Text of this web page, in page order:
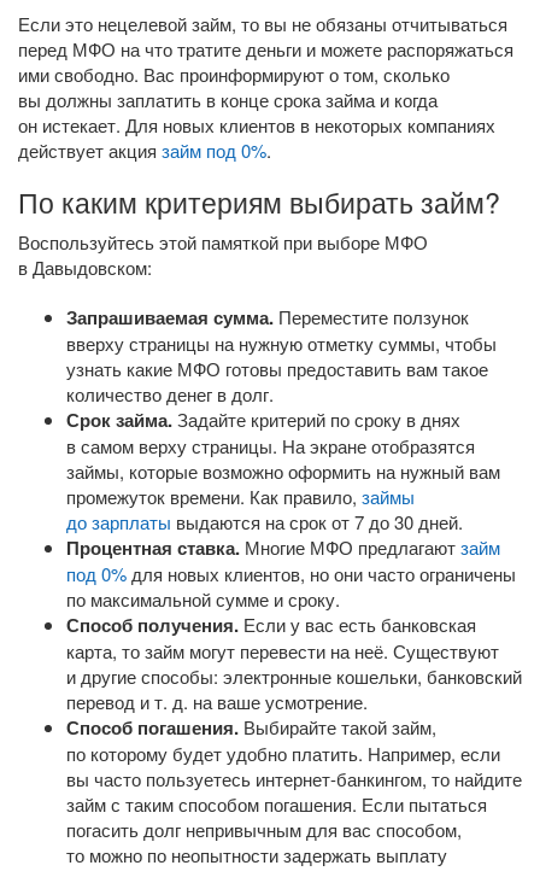
Если это нецелевой займ, то вы не обязаны отчитываться
перед МФО на что тратите деньги и можете распоряжаться
ими свободно. Вас проинформируют о том, сколько
вы должны заплатить в конце срока займа и когда
он истекает. Для новых клиентов в некоторых компаниях
действует акция займ под 0%.
По каким критериям выбирать займ?
Воспользуйтесь этой памяткой при выборе МФО
в Давыдовском:
Запрашиваемая сумма. Переместите ползунок
вверху страницы на нужную отметку суммы, чтобы
узнать какие МФО готовы предоставить вам такое
количество денег в долг.
Срок займа.Задайте критерий по сроку в днях
в самом верху страницы. На экране отобразятся
займы, которые возможно оформить на нужный вам
промежуток времени. Как правило, займы
до зарплаты выдаются на срок от 7 до 30 дней.
Процентная ставка. Многие МФО предлагаютзайм
под 0% для новых клиентов, но они часто ограничены
по максимальной сумме и сроку.
Способ получения. Если у вас есть банковская
карта, то займ могут перевести на неё. Существуют
и другие способы: электронные кошельки, банковский
перевод и т. д. на ваше усмотрение.
Способ погашения. Выбирайте такой займ,
по которому будет удобно платить. Например, если
вы часто пользуетесь интернет-банкингом, то найдите
займ с таким способом погашения. Если пытаться
погасить долг непривычным для вас способом,
то можно по неопытности задержать выплату